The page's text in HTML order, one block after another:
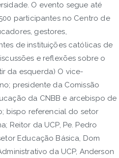
O evento segue até
participantes no Centro de
gestores,
de instituições católicas de
e reflexões sobre o
da esquerda) O vice-
presidente da Comissão
da CNBB e arcebispo de
bispo referencial do setor
Reitor da UCP, Pe. Pedro
Educação Básica, Dom
da UCP, Anderson